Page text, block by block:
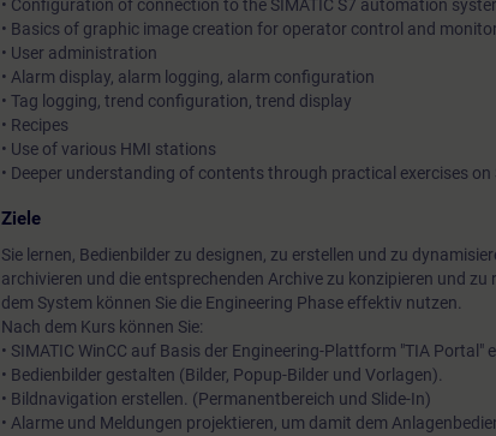
• Configuration of connection to the SIMATIC S7 automation
• Basics of graphic image creation for operator control and
• User administration
• Alarm display, alarm logging, alarm configuration
• Tag logging, trend configuration, trend display
• Recipes
• Use of various HMI stations
• Deeper understanding of contents through practical exercises on
Ziele
Sie lernen, Bedienbilder zu designen, zu erstellen und zu
archivieren und die entsprechenden Archive zu konzipieren und
dem System können Sie die Engineering Phase effektiv nutzen.
Nach dem Kurs können Sie:
• SIMATIC WinCC auf Basis der Engineering-Plattform "TIA Portal"
• Bedienbilder gestalten (Bilder, Popup-Bilder und Vorlagen).
• Bildnavigation erstellen. (Permanentbereich und Slide-In)
• Alarme und Meldungen projektieren, um damit dem